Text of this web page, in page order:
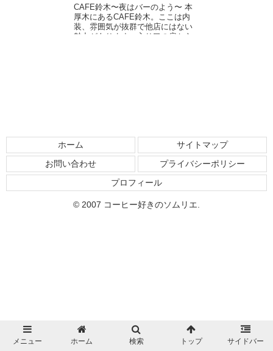
CAFE鈴木〜夜はバーのよう〜 本
厚木にあるCAFE鈴木。ここは内
装、雰囲気が抜群で他店にはない
魅力があります。入り口の扉から
ホーム
サイトマップ
お問い合わせ
プライバシーポリシー
プロフィール
© 2007 コーヒー好きのソムリエ.
メニュー ホーム 検索 トップ サイドバー